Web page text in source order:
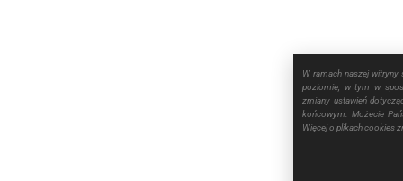
W ramach naszej witryny
poziomie, w tym w
zmiany ustawień
końcowym. Możecie
Więcej o plikach cookies